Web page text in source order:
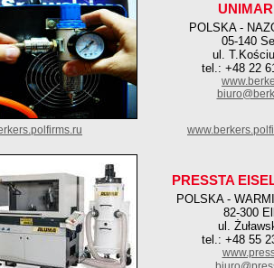
POLSKA -
05-140
ul.
tel.: +48 22
PRESSTA
POLSKA -
82-300
ul.
tel.: +48 55